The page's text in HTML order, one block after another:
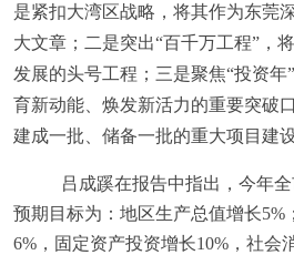
是紧扣大湾区战略，将其作为东莞
大文章；二是突出“百千万工程”，
发展的头号工程；三是聚焦“投资
育新动能、焕发新活力的重要突破
建成一批、储备一批的重大项目建设
吕成蹊在报告中指出，今年
预期目标为：地区生产总值增长5%
6%，固定资产投资增长10%，社会